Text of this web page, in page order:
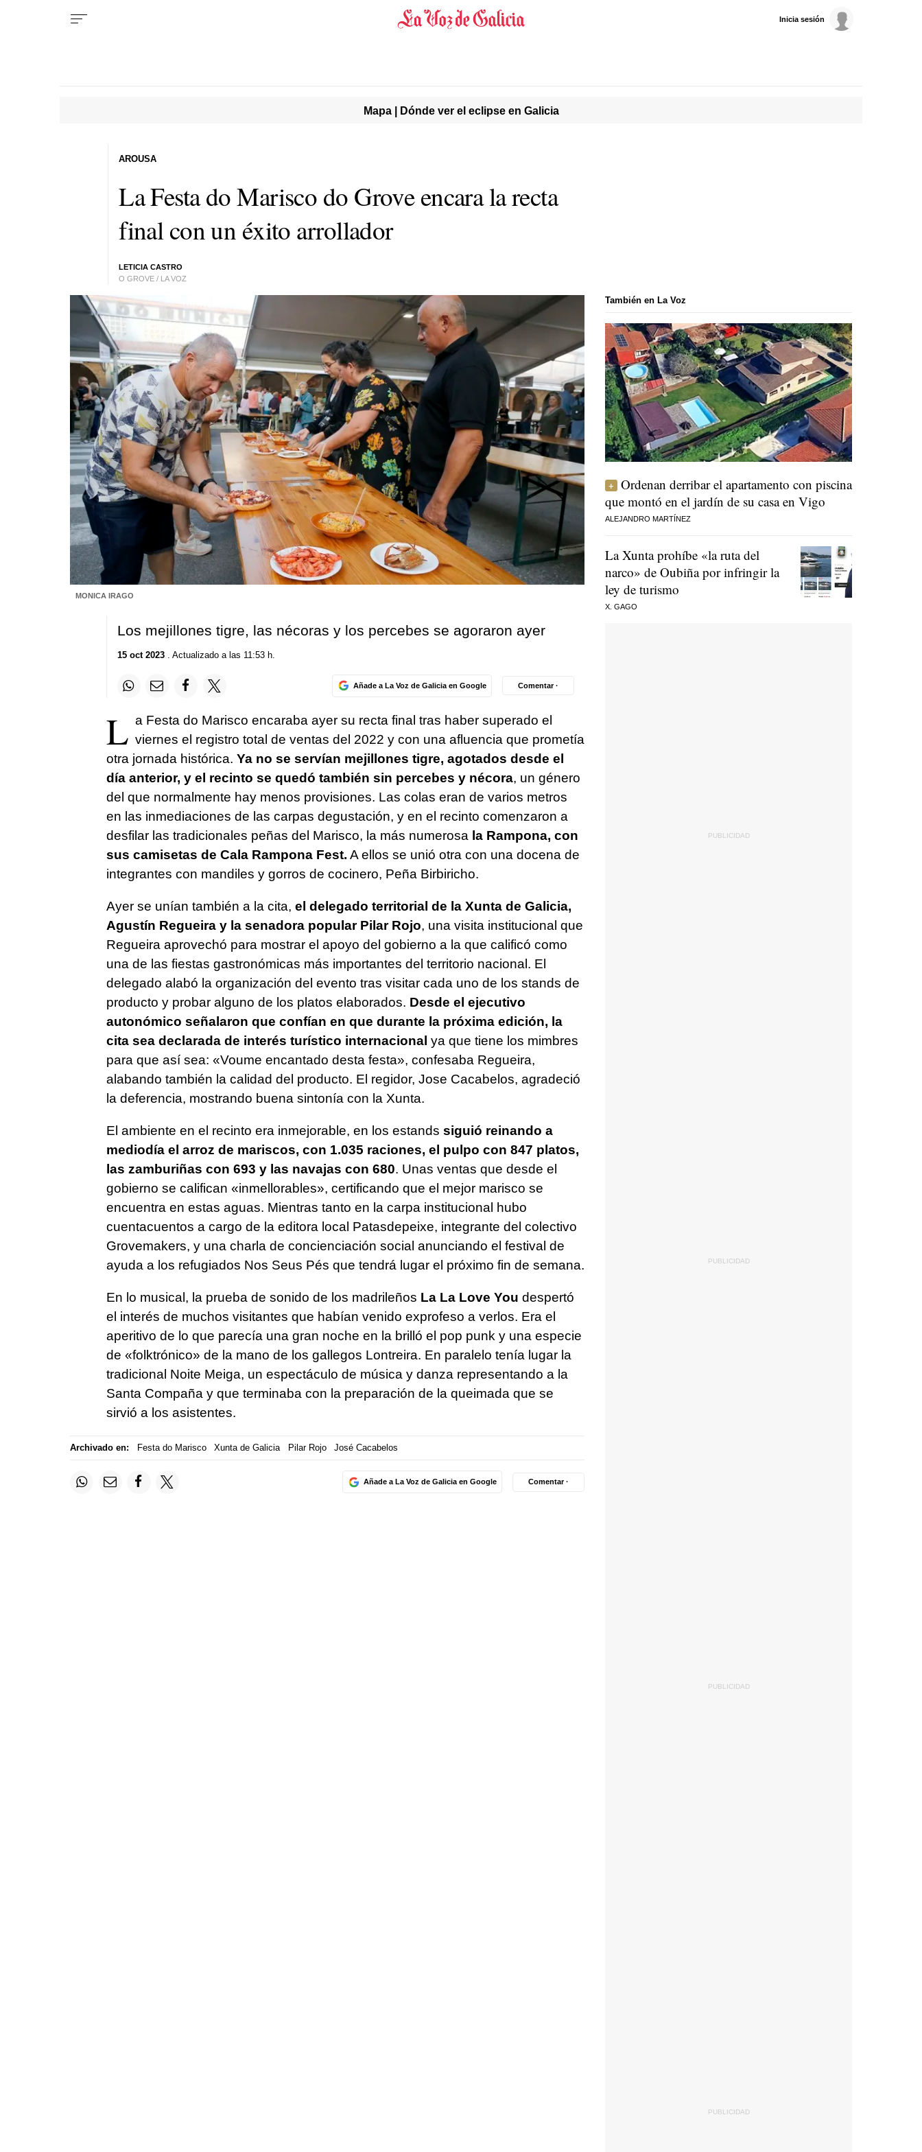
Inicia sesión
Mapa | Dónde ver el eclipse en Galicia
La Festa do Marisco do Grove encara la recta
final con un éxito arrollador
LETICIA CASTRO
O GROVE / LA VOZ
AROUSA
MONICA IRAGO
Los mejillones tigre, las nécoras y los percebes se agoraron ayer
15 oct 2023. Actualizado a las 11:53 h.
Añade a La Voz de Galicia en Google Comentar ·
L a Festa do Marisco encaraba ayer su recta final tras haber superado el
viernes el registro total de ventas del 2022 y con una afluencia que prometía
otra jornada histórica. Ya no se servían mejillones tigre, agotados desde el
día anterior, y el recinto se quedó también sin percebes y nécora, un género
del que normalmente hay menos provisiones. Las colas eran de varios metros
en las inmediaciones de las carpas degustación, y en el recinto comenzaron a
desfilar las tradicionales peñas del Marisco, la más numerosa la Rampona, con
sus camisetas de Cala Rampona Fest. A ellos se unió otra con una docena de
integrantes con mandiles y gorros de cocinero, Peña Birbiricho.
Ayer se unían también a la cita, el delegado territorial de la Xunta de Galicia,
Agustín Regueira y la senadora popular Pilar Rojo, una visita institucional que
Regueira aprovechó para mostrar el apoyo del gobierno a la que calificó como
una de las fiestas gastronómicas más importantes del territorio nacional. El
delegado alabó la organización del evento tras visitar cada uno de los stands de
producto y probar alguno de los platos elaborados. Desde el ejecutivo
autonómico señalaron que confían en que durante la próxima edición, la
cita sea declarada de interés turístico internacional ya que tiene los mimbres
para que así sea: «Voume encantado desta festa», confesaba Regueira,
alabando también la calidad del producto. El regidor, Jose Cacabelos, agradeció
la deferencia, mostrando buena sintonía con la Xunta.
El ambiente en el recinto era inmejorable, en los estands siguió reinando a
mediodía el arroz de mariscos, con 1.035 raciones, el pulpo con 847 platos,
las zamburiñas con 693 y las navajas con 680. Unas ventas que desde el
gobierno se califican «inmellorables», certificando que el mejor marisco se
encuentra en estas aguas. Mientras tanto en la carpa institucional hubo
cuentacuentos a cargo de la editora local Patasdepeixe, integrante del colectivo
Grovemakers, y una charla de concienciación social anunciando el festival de
ayuda a los refugiados Nos Seus Pés que tendrá lugar el próximo fin de semana.
En lo musical, la prueba de sonido de los madrileños La La Love You despertó
el interés de muchos visitantes que habían venido exprofeso a verlos. Era el
aperitivo de lo que parecía una gran noche en la brilló el pop punk y una especie
de «folktrónico» de la mano de los gallegos Lontreira. En paralelo tenía lugar la
tradicional Noite Meiga, un espectáculo de música y danza representando a la
Santa Compaña y que terminaba con la preparación de la queimada que se
sirvió a los asistentes.
Archivado en: Festa do Marisco Xunta de Galicia Pilar Rojo José Cacabelos
Añade a La Voz de Galicia en Google Comentar ·
También en La Voz
Ordenan derribar el apartamento con piscina
que montó en el jardín de su casa en Vigo
ALEJANDRO MARTÍNEZ
La Xunta prohíbe «la ruta del
narco» de Oubiña por infringir la
ley de turismo
X. GAGO